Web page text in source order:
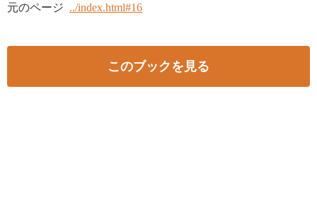
元のページ ../index.html#16
このブックを見る